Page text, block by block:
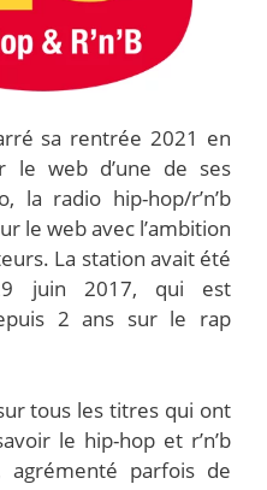
sa rentrée 2021 en
le web d’une de ses
la radio hip-hop/r’n’b
le web avec l’ambition
La station avait été
juin 2017, qui est
2 ans sur le rap
tous les titres qui ont
le hip-hop et r’n’b
parfois de